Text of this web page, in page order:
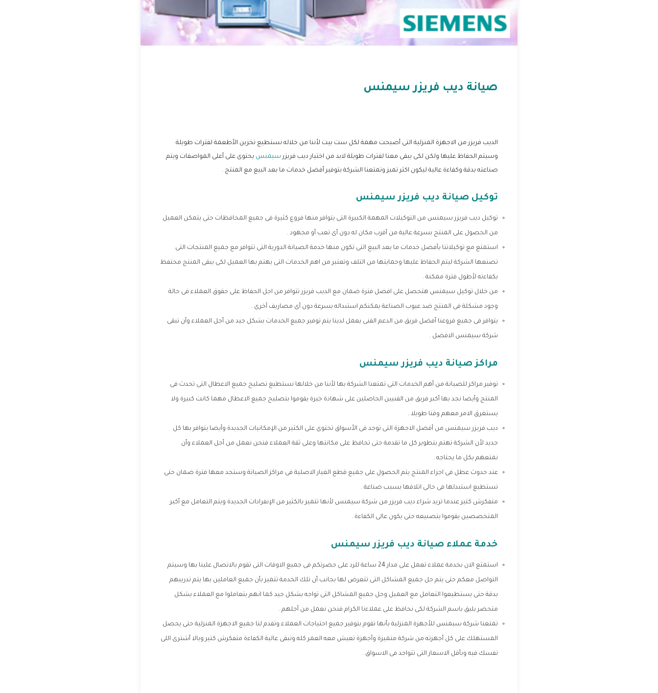
صيانة ديب فريزر سيمنس
الديب فريزر من الاجهزة المنزلية التى أصبحت مهمة لكل ست بيت لأننا من خلاله نستطيع تخزين الأطعمة لفترات طويلة
وسيتم الحفاظ عليها ولكن لكى يبقى معنا لفترات طويلة لابد من اختيار ديب فريزر سيمنس يحتوى على أعلى المواصفات ويتم
صناعته بدقة وكفاءة عالية ليكون اكثر تميز وتمتعنا الشركة بتوفير أفضل خدمات ما بعد البيع مع المنتج .
توكيل صيانة ديب فريزر سيمنس
توكيل ديب فريزر سيمنس من التوكيلات المهمة الكبيرة التى يتوافر منها فروع كثيرة فى جميع المحافظات حتى يتمكن العميل
من الحصول على المنتج بسرعة عالية من أقرب مكان له دون أى تعب أو مجهود .
استمتع مع توكيلاتنا بأفضل خدمات ما بعد البيع التى تكون منها خدمة الصيانة الدورية التى تتوافر مع جميع المنتجات التى
تصنعها الشركة ليتم الحفاظ عليها وحمايتها من التلف وتعتبر من اهم الخدمات التى يهتم بها العميل لكى يبقى المنتج محتفظ
بكفاءته لأطول فترة ممكنة .
من خلال توكيل سيمنس هتحصل على افضل فترة ضمان مع الديب فريزر تتوافر من اجل الحفاظ على حقوق العملاء فى حالة
وجود مشكلة فى المنتج ضد عيوب الصناعة يمكنكم استبداله بسرعة دون أى مصاريف أخرى .
يتوافر فى جميع فروعنا أفضل فريق من الدعم الفنى يعمل لدينا يتم توفير جميع الخدمات بشكل جيد من أجل العملاء وأن تبقى
شركة سيمنس الافضل .
مراكز صيانة ديب فريزر سيمنس
توفير مراكز للصيانة من أهم الخدمات التى تمتعنا الشركة بها لأننا من خلالها نستطيع تصليح جميع الاعطال التى تحدث فى
المنتج وأيضا نجد بها أكبر فريق من الفنيين الحاصلين على شهادة خبرة يقوموا بتصليح جميع الاعطال مهما كانت كبيرة ولا
يستغرق الامر معهم وقتا طويلا .
ديب فريزر سيمنس من أفضل الاجهزة التى توجد فى الأسواق تحتوى على الكثير من الإمكانيات الجديدة وأيضا يتوافر بها كل
جديد لأن الشركة تهتم بتطوير كل ما تقدمة حتى تحافظ على مكانتها وعلى ثقة العملاء فنحن نعمل من أجل العملاء وأن
نمتعهم بكل ما يحتاجه .
عند حدوث عطل فى اجزاء المنتج يتم الحصول على جميع قطع الغيار الاصلية فى مراكز الصيانة وستجد معها فترة ضمان حتى
تستطيع استبدلها فى حالى اتلافها بسبب صناعة .
متفكرش كتير عندما تريد شراء ديب فريزر من شركة سيمنس لأنها تتميز بالكثير من الإنفرادات الجديدة ويتم التعامل مع أكبر
المتخصصين يقوموا بتصنيعه حتى يكون عالى الكفاءة .
خدمة عملاء صيانة ديب فريزر سيمنس
استمتع الان بخدمة عملاء تعمل على مدار 24 ساعة للرد على حضرتكم فى جميع الاوقات التى تقوم بالاتصال علينا بها وسيتم
التواصل معكم حتى يتم حل جميع المشاكل التى تتعرض لها بجانب أن تلك الخدمة تتميز بأن جميع العاملين بها يتم تدريبهم
بدقة حتى يستطيعوا التعامل مع العميل وحل جميع المشاكل التى تواجه بشكل جيد كما انهم يتعاملوا مع العملاء بشكل
متحضر يليق باسم الشركة لكى نحافظ على عملاءنا الكرام فنحن نعمل من أجلهم .
تمتعنا شركة سيمنس للأجهزة المنزلية بأنها تقوم بتوفير جميع احتياجات العملاء وتقدم لنا جميع الاجهزة المنزلية حتى يحصل
المستهلك على كل أجهزته من شركة متميزة وأجهزة تعيش معه العمر كله وتبقى عالية الكفاءة متفكرش كتير ويالا أشترى اللى
نفسك فيه وبأقل الاسعار التى تتواجد فى الاسواق .